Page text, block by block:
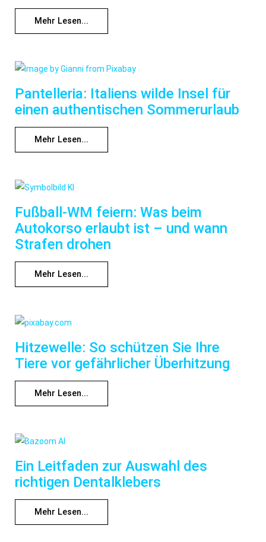
Mehr Lesen...
Pantelleria: Italiens wilde Insel für
einen authentischen Sommerurlaub
Mehr Lesen...
Fußball-WM feiern: Was beim
Autokorso erlaubt ist – und wann
Strafen drohen
Mehr Lesen...
Hitzewelle: So schützen Sie Ihre
Tiere vor gefährlicher Überhitzung
Mehr Lesen...
Ein Leitfaden zur Auswahl des
richtigen Dentalklebers
Mehr Lesen...